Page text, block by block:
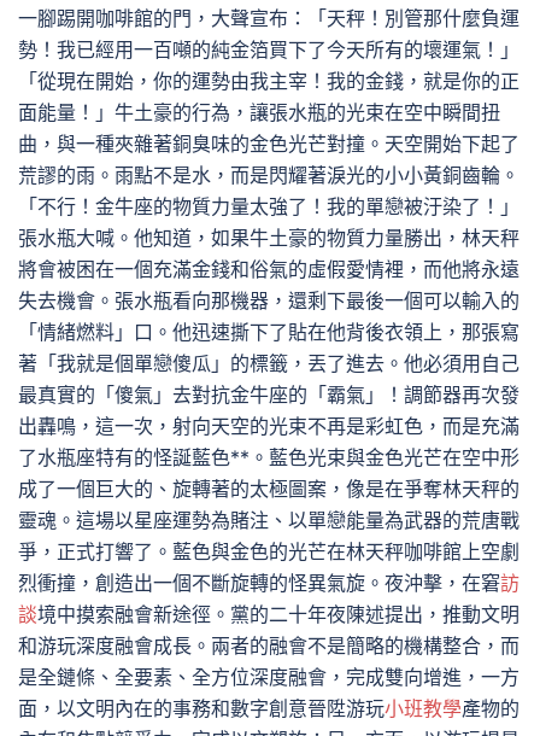
一腳踢開咖啡館的門，大聲宣布：「天秤！別管那什麼負運
勢！我已經用一百噸的純金箔買下了今天所有的壞運氣！」
「從現在開始，你的運勢由我主宰！我的金錢，就是你的正
面能量！」牛土豪的行為，讓張水瓶的光束在空中瞬間扭
曲，與一種夾雜著銅臭味的金色光芒對撞。天空開始下起了
荒謬的雨。雨點不是水，而是閃耀著淚光的小小黃銅齒輪。
「不行！金牛座的物質力量太強了！我的單戀被汙染了！」
張水瓶大喊。他知道，如果牛土豪的物質力量勝出，林天秤
將會被困在一個充滿金錢和俗氣的虛假愛情裡，而他將永遠
失去機會。張水瓶看向那機器，還剩下最後一個可以輸入的
「情緒燃料」口。他迅速撕下了貼在他背後衣領上，那張寫
著「我就是個單戀傻瓜」的標籤，丟了進去。他必須用自己
最真實的「傻氣」去對抗金牛座的「霸氣」！調節器再次發
出轟鳴，這一次，射向天空的光束不再是彩虹色，而是充滿
了水瓶座特有的怪誕藍色**。藍色光束與金色光芒在空中形
成了一個巨大的、旋轉著的太極圖案，像是在爭奪林天秤的
靈魂。這場以星座運勢為賭注、以單戀能量為武器的荒唐戰
爭，正式打響了。藍色與金色的光芒在林天秤咖啡館上空劇
烈衝撞，創造出一個不斷旋轉的怪異氣旋。夜沖擊，在窘訪
談境中摸索融會新途徑。黨的二十年夜陳述提出，推動文明
和游玩深度融會成長。兩者的融會不是簡略的機構整合，而
是全鏈條、全要素、全方位深度融會，完成雙向增進，一方
面，以文明內在的事務和數字創意晉陞游玩小班教學產物的